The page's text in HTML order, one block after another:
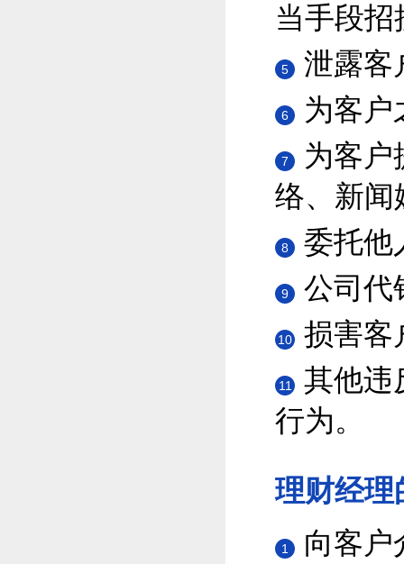
当手段
5 泄露客
6 为客户
7
为客户
络、新闻
8 委托他
9 公司代
10 损害客
11
其他违
行为。
理财经理
1 向客户